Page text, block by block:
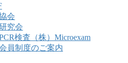
会
究会
検査（株）Microexam
員制度のご案内